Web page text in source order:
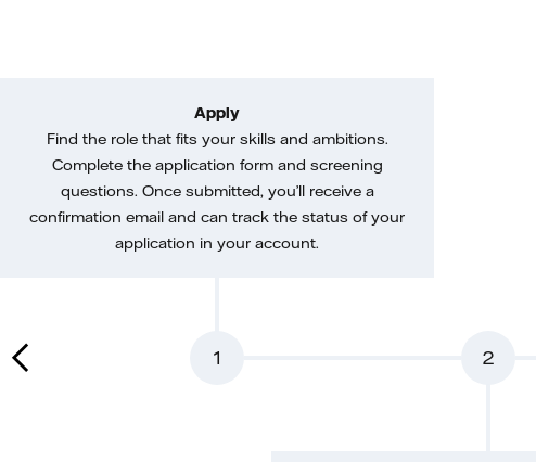
1
Apply
Find the role that fits your skills and ambitions.
Complete the application form and screening
questions. Once submitted, you’ll receive a
confirmation email and can track the status of your
application in your account.
2